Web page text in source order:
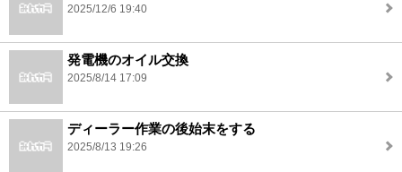
2025/12/6 19:40
発電機のオイル交換
2025/8/14 17:09
ディーラー作業の後始末をする
2025/8/13 19:26